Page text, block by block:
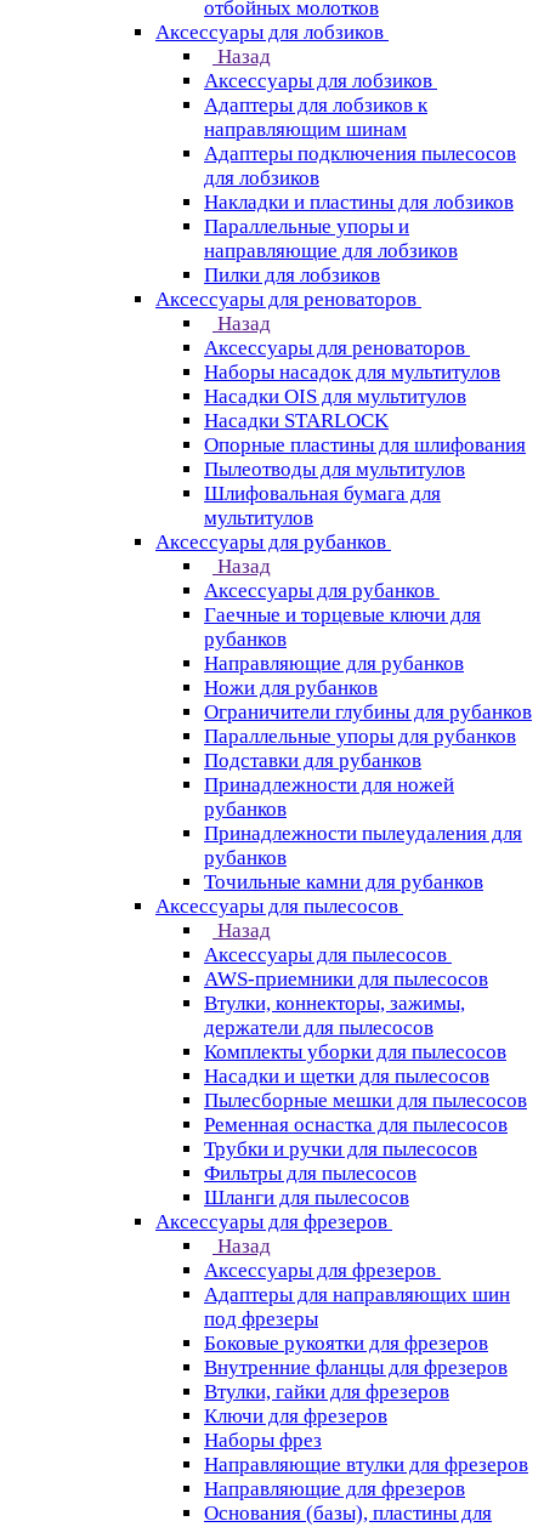
отбойных молотков
Аксессуары для лобзиков
Назад
Аксессуары для лобзиков
Адаптеры для лобзиков к
направляющим шинам
Адаптеры подключения пылесосов
для лобзиков
Накладки и пластины для лобзиков
Параллельные упоры и
направляющие для лобзиков
Пилки для лобзиков
Аксессуары для реноваторов
Назад
Аксессуары для реноваторов
Наборы насадок для мультитулов
Насадки OIS для мультитулов
Насадки STARLOCK
Опорные пластины для шлифования
Пылеотводы для мультитулов
Шлифовальная бумага для
мультитулов
Аксессуары для рубанков
Назад
Аксессуары для рубанков
Гаечные и торцевые ключи для
рубанков
Направляющие для рубанков
Ножи для рубанков
Ограничители глубины для рубанков
Параллельные упоры для рубанков
Подставки для рубанков
Принадлежности для ножей
рубанков
Принадлежности пылеудаления для
рубанков
Точильные камни для рубанков
Аксессуары для пылесосов
Назад
Аксессуары для пылесосов
AWS-приемники для пылесосов
Втулки, коннекторы, зажимы,
держатели для пылесосов
Комплекты уборки для пылесосов
Насадки и щетки для пылесосов
Пылесборные мешки для пылесосов
Ременная оснастка для пылесосов
Трубки и ручки для пылесосов
Фильтры для пылесосов
Шланги для пылесосов
Аксессуары для фрезеров
Назад
Аксессуары для фрезеров
Адаптеры для направляющих шин
под фрезеры
Боковые рукоятки для фрезеров
Внутренние фланцы для фрезеров
Втулки, гайки для фрезеров
Ключи для фрезеров
Наборы фрез
Направляющие втулки для фрезеров
Направляющие для фрезеров
Основания (базы), пластины для